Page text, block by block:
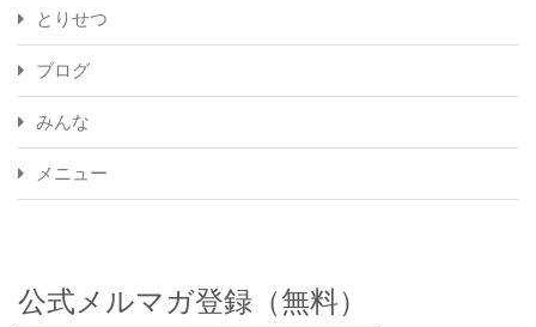
とりせつ
ブログ
みんな
メニュー
公式メルマガ登録（無料）